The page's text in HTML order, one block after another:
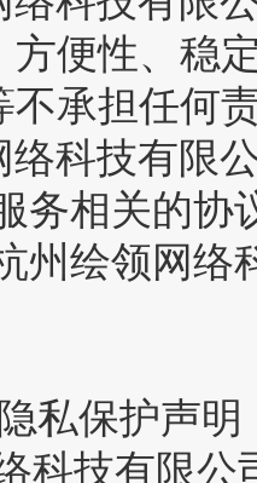
方便性、稳
不承担任何
络科技有限
务相关的
州绘领网络
私保护声明
科技有限公